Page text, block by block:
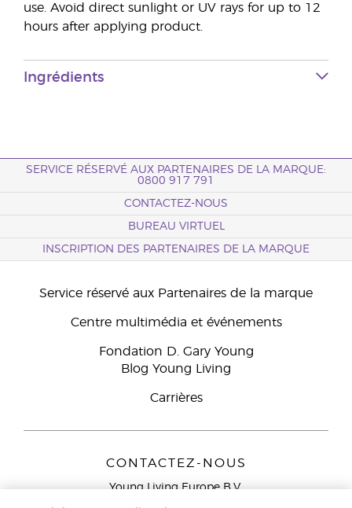
use. Avoid direct sunlight or UV rays for up to 12
hours after applying product.
Ingrédients
SERVICE RÉSERVÉ AUX PARTENAIRES DE LA MARQUE:
0800 917 791
CONTACTEZ-NOUS
BUREAU VIRTUEL
INSCRIPTION DES PARTENAIRES DE LA MARQUE
Service réservé aux Partenaires de la marque
Centre multimédia et événements
Fondation D. Gary Young
Blog Young Living
Carrières
CONTACTEZ-NOUS
Young Living Europe B.V.